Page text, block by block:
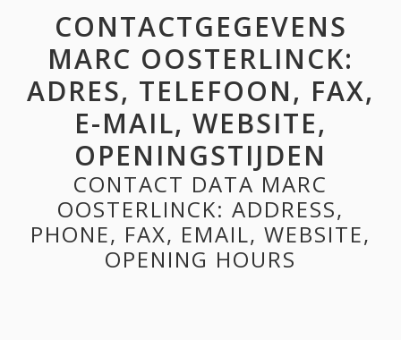
CONTACTGEGEVENS
MARC OOSTERLINCK:
ADRES, TELEFOON, FAX,
E-MAIL, WEBSITE,
OPENINGSTIJDEN
CONTACT DATA MARC
OOSTERLINCK: ADDRESS,
PHONE, FAX, EMAIL, WEBSITE,
OPENING HOURS